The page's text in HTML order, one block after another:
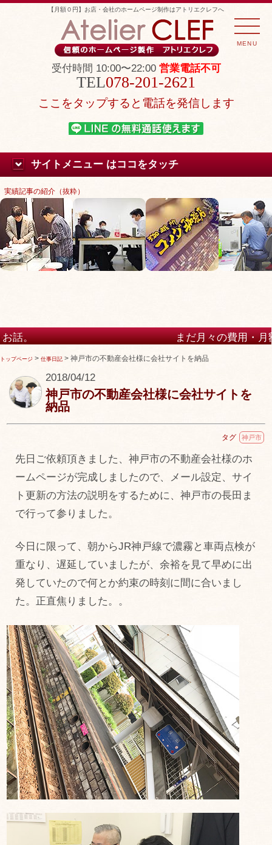
【月額０円】お店・会社のホームページ制作はアトリエクレフへ
受付時間 10:00〜22:00 営業電話不可
078-201-2621
ここをタップすると電話を発信します
サイトメニュー はココをタッチ
実績記事の紹介（抜粋）
まだ月々の費用・月額の費用が高い
けますか？
トップページ > 仕事日記 > 神戸市の不動産会社様に会社サイトを納品
2018/04/12
神戸市の不動産会社様に会社サイトを
納品
タグ 神戸市
先日ご依頼頂きました、神戸市の不動産会社様のホ
ームページが完成しましたので、メール設定、サイ
ト更新の方法の説明をするために、神戸市の長田ま
で行って参りました。
今日に限って、朝からJR神戸線で濃霧と車両点検が
重なり、遅延していましたが、余裕を見て早めに出
発していたので何とか約束の時刻に間に合いまし
た。正直焦りました。。
MENU